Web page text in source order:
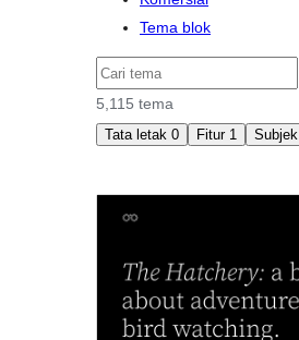
Tema blok
Cari
5,115 tema
Tata letak 0 Fitur 1 Subjek
Sticky